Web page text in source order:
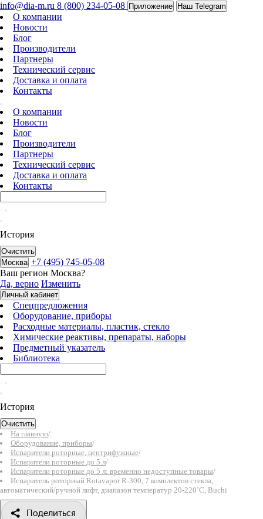
info@dia-m.ru 8 (800) 234-05-08 Приложение Наш Telegram
О компании
Новости
Блог
Производители
Партнеры
Технический сервис
Доставка и оплата
Контакты
О компании
Новости
Блог
Производители
Партнеры
Технический сервис
Доставка и оплата
Контакты
История
Очистить
Москва +7 (495) 745-05-08
Ваш регион Москва?
Да, верно Изменить
Личный кабинет
Спецпредложения
Оборудование, приборы
Расходные материалы, пластик, стекло
Химические реактивы, препараты, наборы
Предметный указатель
Библиотека
История
Очистить
На главную/
Оборудование, приборы/
Испарители роторные, центрифужные/
Испарители роторные до 5 л/
Испарители роторные до 5 л: временно недоступные товары/
Испаритель роторный Rotavapor R-300, 7 комплектов стекла,
автоматический/ручной лифт, диапазон температур 20-220˚С, Buchi
Поделиться